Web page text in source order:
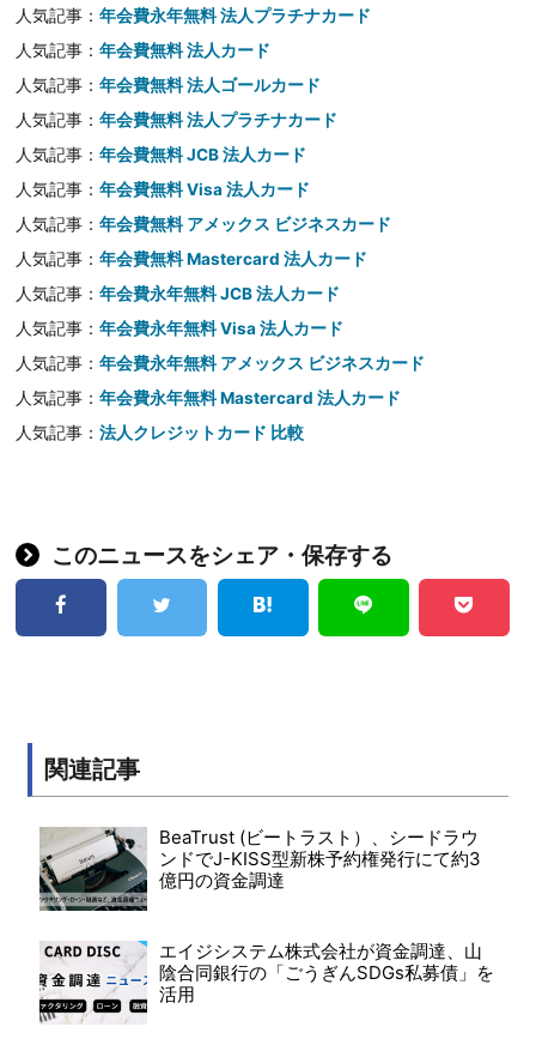
人気記事：年会費永年無料 法人プラチナカード
人気記事：年会費無料 法人カード
人気記事：年会費無料 法人ゴールカード
人気記事：年会費無料 法人プラチナカード
人気記事：年会費無料 JCB 法人カード
人気記事：年会費無料 Visa 法人カード
人気記事：年会費無料 アメックス ビジネスカード
人気記事：年会費無料 Mastercard 法人カード
人気記事：年会費永年無料 JCB 法人カード
人気記事：年会費永年無料 Visa 法人カード
人気記事：年会費永年無料 アメックス ビジネスカード
人気記事：年会費永年無料 Mastercard 法人カード
人気記事：法人クレジットカード 比較
このニュースをシェア・保存する
関連記事
BeaTrust (ビートラスト）、シードラウ
ンドでJ-KISS型新株予約権発行にて約3
億円の資金調達
エイジシステム株式会社が資金調達、山
陰合同銀行の「ごうぎんSDGs私募債」を
活用